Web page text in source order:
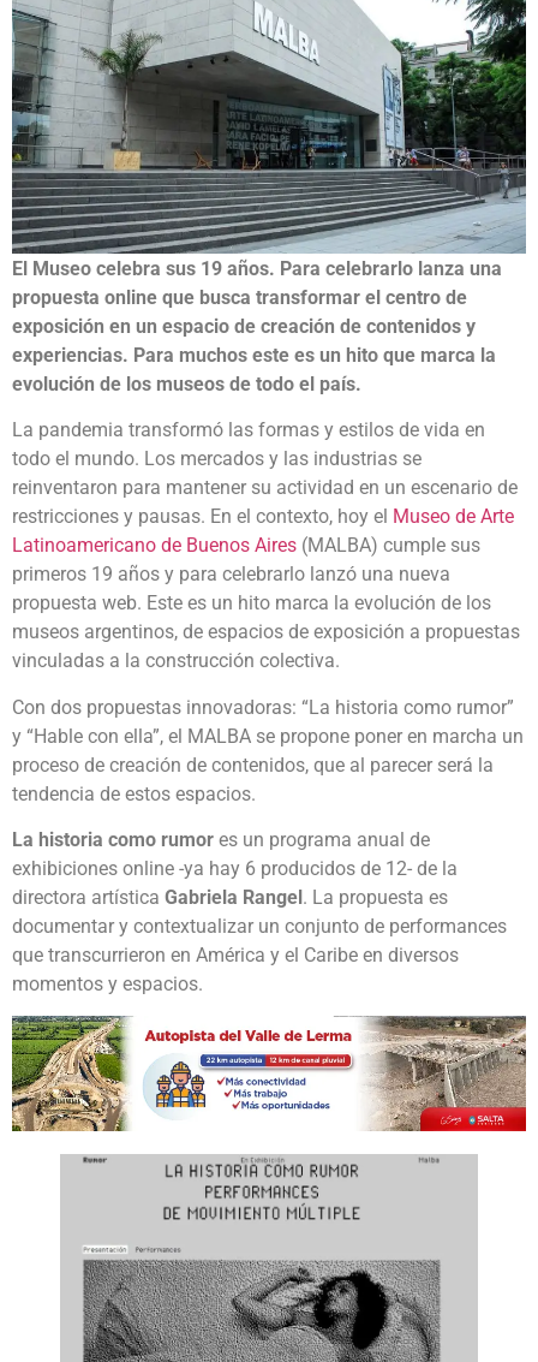
El Museo celebra sus 19 años. Para celebrarlo lanza una
propuesta online que busca transformar el centro de
exposición en un espacio de creación de contenidos y
experiencias. Para muchos este es un hito que marca la
evolución de los museos de todo el país.
La pandemia transformó las formas y estilos de vida en
todo el mundo. Los mercados y las industrias se
reinventaron para mantener su actividad en un escenario de
restricciones y pausas. En el contexto, hoy el Museo de Arte
Latinoamericano de Buenos Aires (MALBA) cumple sus
primeros 19 años y para celebrarlo lanzó una nueva
propuesta web. Este es un hito marca la evolución de los
museos argentinos, de espacios de exposición a propuestas
vinculadas a la construcción colectiva.
Con dos propuestas innovadoras: “La historia como rumor”
y “Hable con ella”, el MALBA se propone poner en marcha un
proceso de creación de contenidos, que al parecer será la
tendencia de estos espacios.
La historia como rumor es un programa anual de
exhibiciones online -ya hay 6 producidos de 12- de la
directora artística Gabriela Rangel. La propuesta es
documentar y contextualizar un conjunto de performances
que transcurrieron en América y el Caribe en diversos
momentos y espacios.